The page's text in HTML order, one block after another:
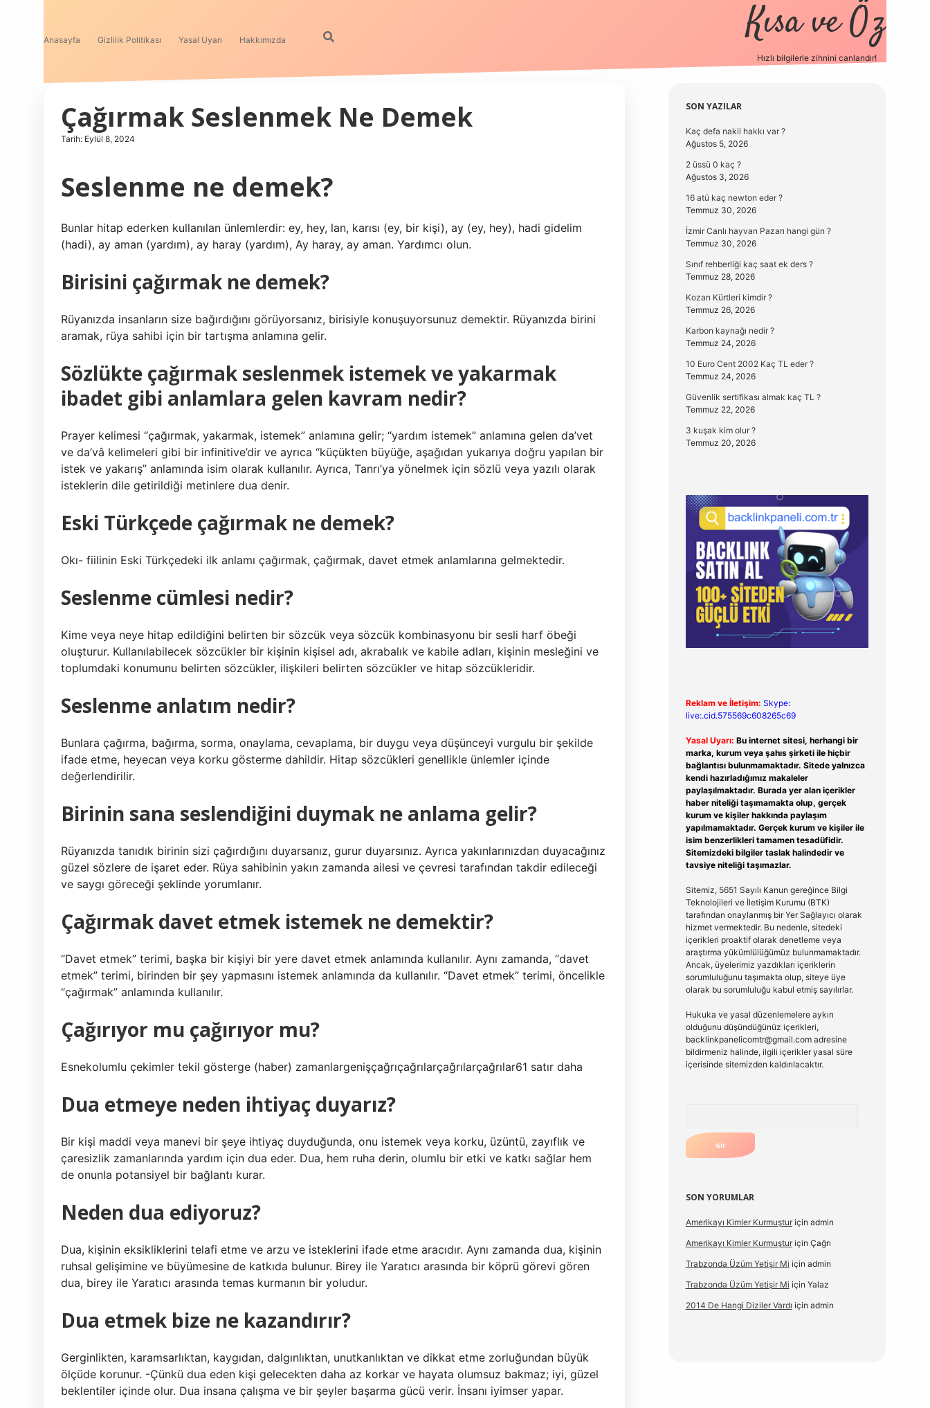
Anasayfa Gizlilik Politikası Yasal Uyarı Hakkımızda Kısa ve Öz
Hızlı bilgilerle zihnini canlandır!
Çağırmak Seslenmek Ne Demek
Tarih: Eylül 8, 2024
Seslenme ne demek?
Bunlar hitap ederken kullanılan ünlemlerdir: ey, hey, lan, karısı (ey, bir kişi), ay (ey, hey), hadi gidelim
(hadi), ay aman (yardım), ay haray (yardım), Ay haray, ay aman. Yardımcı olun.
Birisini çağırmak ne demek?
Rüyanızda insanların size bağırdığını görüyorsanız, birisiyle konuşuyorsunuz demektir. Rüyanızda birini
aramak, rüya sahibi için bir tartışma anlamına gelir.
Sözlükte çağırmak seslenmek istemek ve yakarmak
ibadet gibi anlamlara gelen kavram nedir?
Prayer kelimesi “çağırmak, yakarmak, istemek” anlamına gelir; “yardım istemek” anlamına gelen da’vet
ve da’vâ kelimeleri gibi bir infinitive’dir ve ayrıca “küçükten büyüğe, aşağıdan yukarıya doğru yapılan bir
istek ve yakarış” anlamında isim olarak kullanılır. Ayrıca, Tanrı’ya yönelmek için sözlü veya yazılı olarak
isteklerin dile getirildiği metinlere dua denir.
Eski Türkçede çağırmak ne demek?
Okı- fiilinin Eski Türkçedeki ilk anlamı çağırmak, çağırmak, davet etmek anlamlarına gelmektedir.
Seslenme cümlesi nedir?
Kime veya neye hitap edildiğini belirten bir sözcük veya sözcük kombinasyonu bir sesli harf öbeği
oluşturur. Kullanılabilecek sözcükler bir kişinin kişisel adı, akrabalık ve kabile adları, kişinin mesleğini ve
toplumdaki konumunu belirten sözcükler, ilişkileri belirten sözcükler ve hitap sözcükleridir.
Seslenme anlatım nedir?
Bunlara çağırma, bağırma, sorma, onaylama, cevaplama, bir duygu veya düşünceyi vurgulu bir şekilde
ifade etme, heyecan veya korku gösterme dahildir. Hitap sözcükleri genellikle ünlemler içinde
değerlendirilir.
Birinin sana seslendiğini duymak ne anlama gelir?
Rüyanızda tanıdık birinin sizi çağırdığını duyarsanız, gurur duyarsınız. Ayrıca yakınlarınızdan duyacağınız
güzel sözlere de işaret eder. Rüya sahibinin yakın zamanda ailesi ve çevresi tarafından takdir edileceği
ve saygı göreceği şeklinde yorumlanır.
Çağırmak davet etmek istemek ne demektir?
“Davet etmek” terimi, başka bir kişiyi bir yere davet etmek anlamında kullanılır. Aynı zamanda, “davet
etmek” terimi, birinden bir şey yapmasını istemek anlamında da kullanılır. “Davet etmek” terimi, öncelikle
“çağırmak” anlamında kullanılır.
Çağırıyor mu çağırıyor mu?
Esnekolumlu çekimler tekil gösterge (haber) zamanlargenişçağrıçağrılarçağrılarçağrılar61 satır daha
Dua etmeye neden ihtiyaç duyarız?
Bir kişi maddi veya manevi bir şeye ihtiyaç duyduğunda, onu istemek veya korku, üzüntü, zayıflık ve
çaresizlik zamanlarında yardım için dua eder. Dua, hem ruha derin, olumlu bir etki ve katkı sağlar hem
de onunla potansiyel bir bağlantı kurar.
Neden dua ediyoruz?
Dua, kişinin eksikliklerini telafi etme ve arzu ve isteklerini ifade etme aracıdır. Aynı zamanda dua, kişinin
ruhsal gelişimine ve büyümesine de katkıda bulunur. Birey ile Yaratıcı arasında bir köprü görevi gören
dua, birey ile Yaratıcı arasında temas kurmanın bir yoludur.
Dua etmek bize ne kazandırır?
Gerginlikten, karamsarlıktan, kaygıdan, dalgınlıktan, unutkanlıktan ve dikkat etme zorluğundan büyük
ölçüde korunur. -Çünkü dua eden kişi gelecekten daha az korkar ve hayata olumsuz bakmaz; iyi, güzel
beklentiler içinde olur. Dua insana çalışma ve bir şeyler başarma gücü verir. İnsanı iyimser yapar.
Sidebar
SON YAZILAR
Kaç defa nakil hakkı var ?
Ağustos 5, 2026
2 üssü 0 kaç ?
Ağustos 3, 2026
16 atü kaç newton eder ?
Temmuz 30, 2026
İzmir Canlı hayvan Pazarı hangi gün ?
Temmuz 30, 2026
Sınıf rehberliği kaç saat ek ders ?
Temmuz 28, 2026
Kozan Kürtleri kimdir ?
Temmuz 26, 2026
Karbon kaynağı nedir ?
Temmuz 24, 2026
10 Euro Cent 2002 Kaç TL eder ?
Temmuz 24, 2026
Güvenlik sertifikası almak kaç TL ?
Temmuz 22, 2026
3 kuşak kim olur ?
Temmuz 20, 2026
Reklam ve İletişim: Skype:
live:.cid.575569c608265c69
Yasal Uyarı: Bu internet sitesi, herhangi bir
marka, kurum veya şahıs şirketi ile hiçbir
bağlantısı bulunmamaktadır. Sitede yalnızca
kendi hazırladığımız makaleler
paylaşılmaktadır. Burada yer alan içerikler
haber niteliği taşımamakta olup, gerçek
kurum ve kişiler hakkında paylaşım
yapılmamaktadır. Gerçek kurum ve kişiler ile
isim benzerlikleri tamamen tesadüfidir.
Sitemizdeki bilgiler taslak halindedir ve
tavsiye niteliği taşımazlar.
Sitemiz, 5651 Sayılı Kanun gereğince Bilgi
Teknolojileri ve İletişim Kurumu (BTK)
tarafından onaylanmış bir Yer Sağlayıcı olarak
hizmet vermektedir. Bu nedenle, sitedeki
içerikleri proaktif olarak denetleme veya
araştırma yükümlülüğümüz bulunmamaktadır.
Ancak, üyelerimiz yazdıkları içeriklerin
sorumluluğunu taşımakta olup, siteye üye
olarak bu sorumluluğu kabul etmiş sayılırlar.
Hukuka ve yasal düzenlemelere aykırı
olduğunu düşündüğünüz içerikleri,
backlinkpanelicomtr@gmail.comadresine
bildirmeniz halinde, ilgili içerikler yasal süre
içerisinde sitemizden kaldırılacaktır.
SON YORUMLAR
Amerikayı Kimler Kurmuşturiçin admin
Amerikayı Kimler Kurmuşturiçin Çağrı
Trabzonda Üzüm Yetişir Mi için admin
Trabzonda Üzüm Yetişir Mi için Yalaz
2014 De Hangi Diziler Vardı için admin